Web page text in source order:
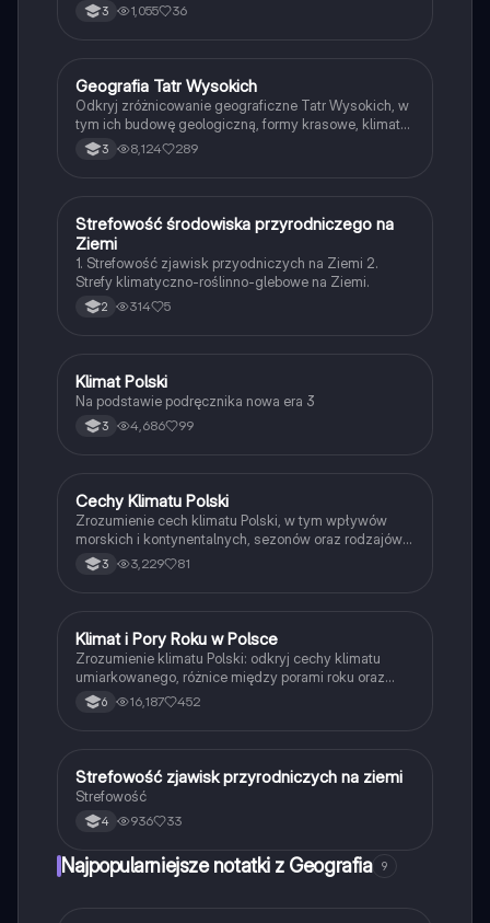
3 1,055 36
Geografia
Geografia Tatr Wysokich
Odkryj zróżnicowanie geograficzne Tatr Wysokich, w
tym ich budowę geologiczną, formy krasowe, klimat
oraz wpływ działalności człowieka. Dowiedz się o
najwyższych szczytach, unikalnych ekosystemach i
podsumowanie.
3 8,124 289
Geografia
Strefowość środowiska przyrodniczego na
Ziemi
1. Strefowość zjawisk przyodniczych na Ziemi 2.
Strefy klimatyczno-roślinno-glebowe na Ziemi.
2 314 5
Geografia
Klimat Polski
Na podstawie podręcznika nowa era 3
3 4,686 99
Geografia
Cechy Klimatu Polski
Zrozumienie cech klimatu Polski, w tym wpływów
morskich i kontynentalnych, sezonów oraz rodzajów
mas powietrza. Materiał obejmuje szczegółowe
informacje o temperaturach, opadach oraz okresach
opady, masy powietrza.
3 3,229 81
Geografia
Klimat i Pory Roku w Polsce
Zrozumienie klimatu Polski: odkryj cechy klimatu
umiarkowanego, różnice między porami roku oraz
kluczowe czynniki kształtujące warunki
atmosferyczne. Dowiedz się, jak masy powietrza
6 16,187 452
Geografia
Strefowość zjawisk przyrodniczych na ziemi
Strefowość
4 936 33
Najpopularniejsze notatki z Geografia 9